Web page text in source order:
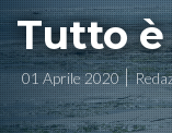
Tutto
01 Aprile 2020